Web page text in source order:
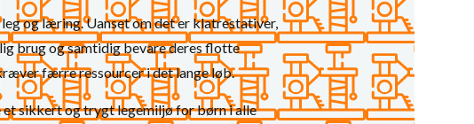
og læring. Uanset om det er klatrestativer,
brug og samtidig bevare deres flotte
færre ressourcer i det lange løb.
et sikkert og trygt legemiljø for børn i alle